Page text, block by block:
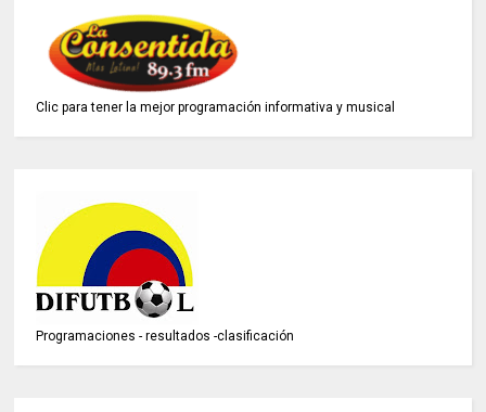
Clic para tener la mejor programación informativa y musical
Programaciones - resultados -clasificación